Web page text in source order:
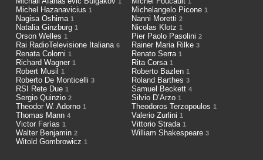
Michel Hazanavicius 1 Michelangelo Picone 1
Nagisa Oshima 1 Nanni Moretti 2
Natalia Ginzburg 1 Nicolas Klotz 1
Orson Welles 1 Pier Paolo Pasolini 2
Rai RadioTelevisione Italiana 6 Rainer Maria Rilke 3
Renata Colorni 1 Renato Serra 1
Richard Wagner 1 Rita Corsa 1
Robert Musil 1 Roberto Bazlen 1
Roberto De Monticelli 3 Roland Barthes 3
RSI Rete Due 1 Samuel Beckett 4
Sergio Quinzio 2 Silvio D’Arzo 1
Theodor W. Adorno 1 Theodoros Terzopoulos 1
Thomas Mann 4 Valerio Zurlini 1
Victor Farìas 1 Vittorio Strada 1
Walter Benjamin 2 William Shakespeare 3
Witold Gombrowicz 1